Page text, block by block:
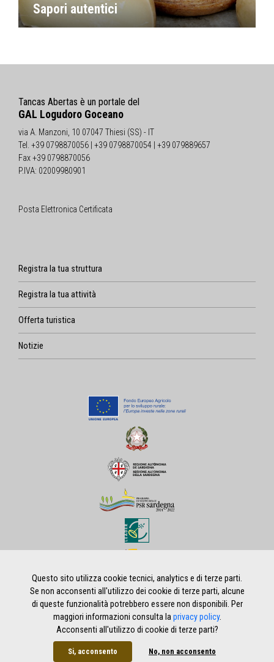
Sapori autentici
Tancas Abertas è un portale del
GAL Logudoro Goceano
via A. Manzoni, 10 07047 Thiesi (SS) - IT
Tel. +39 0798870056 | +39 0798870054 | +39 079889657
Fax +39 0798870056
P.IVA: 02009980901
Posta Elettronica Certificata
Registra la tua struttura
Registra la tua attività
Offerta turistica
Notizie
Privacy policy | Note legali | Credits
Questo sito utilizza cookie tecnici, analytics e di terze parti.
Se non acconsenti all'utilizzo dei cookie di terze parti, alcune
di queste funzionalità potrebbero essere non disponibili. Per
maggiori informazioni consulta la privacy policy.
Acconsenti all'utilizzo di cookie di terze parti?
Si, acconsento No, non acconsento